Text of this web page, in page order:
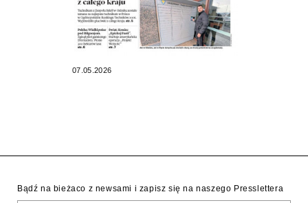
07.05.2026
Bądź na bieżaco z newsami i zapisz się na naszego Presslettera